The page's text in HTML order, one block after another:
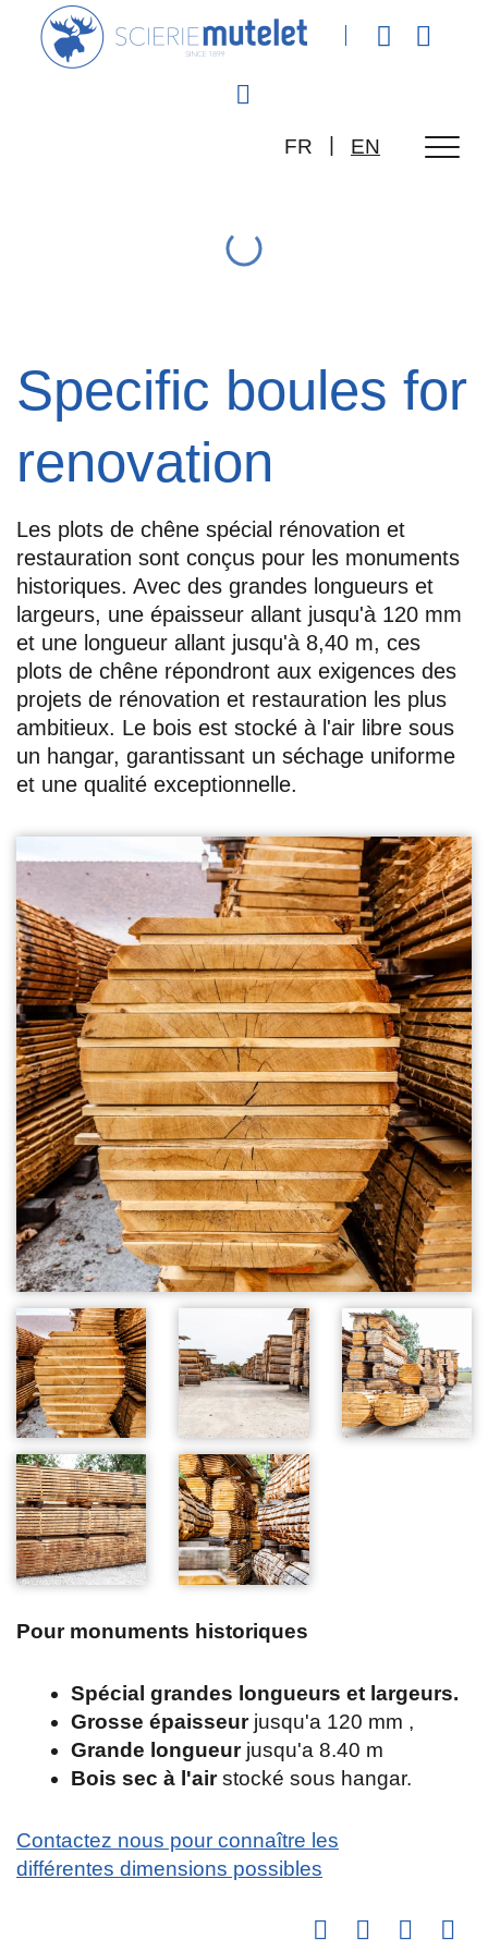
FR EN
Specific boules for
renovation
Les plots de chêne spécial rénovation et
restauration sont conçus pour les monuments
historiques. Avec des grandes longueurs et
largeurs, une épaisseur allant jusqu'à 120 mm
et une longueur allant jusqu'à 8,40 m, ces
plots de chêne répondront aux exigences des
projets de rénovation et restauration les plus
ambitieux. Le bois est stocké à l'air libre sous
un hangar, garantissant un séchage uniforme
et une qualité exceptionnelle.
Pour monuments historiques
Spécial grandes longueurs et largeurs.
Grosse épaisseurjusqu'a 120 mm ,
Grande longueurjusqu'a 8.40 m
Bois sec à l'airstocké sous hangar.
Contactez nous pour connaître les
différentes dimensions possibles